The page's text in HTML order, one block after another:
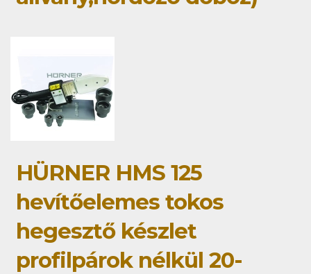
HÜRNER HMS 125
hevítőelemes tokos
hegesztő készlet
profilpárok nélkül 20-